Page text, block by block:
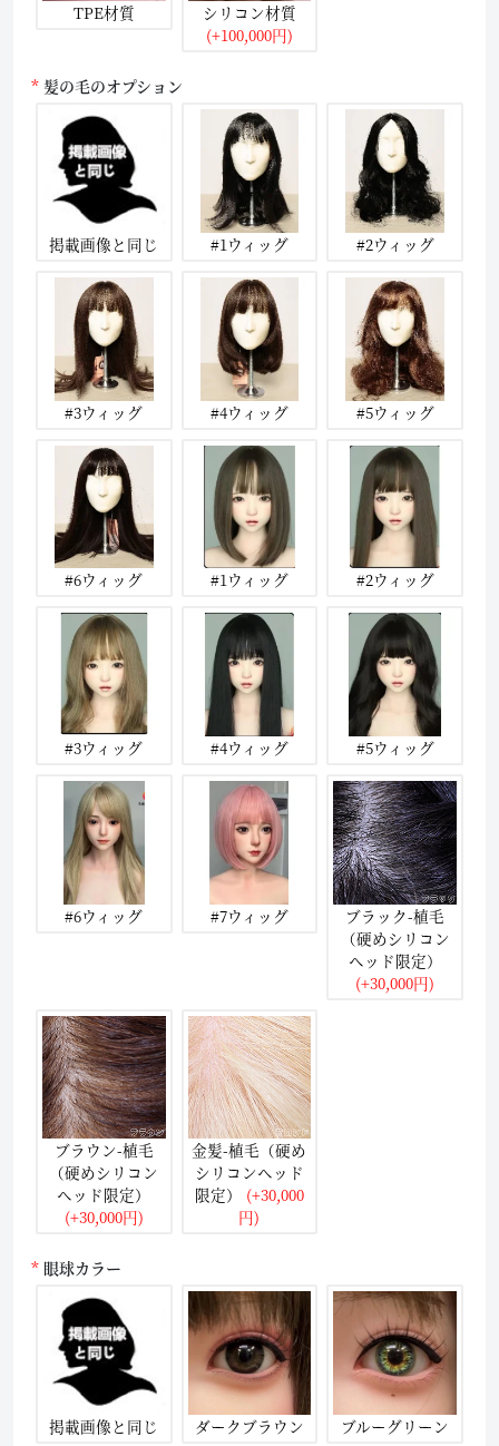
TPE材質
シリコン材質
(+100,000円)
髪の毛のオプション
掲載画像と同じ #1ウィッグ #2ウィッグ
#3ウィッグ #4ウィッグ #5ウィッグ
#6ウィッグ #1ウィッグ #2ウィッグ
#3ウィッグ #4ウィッグ #5ウィッグ
#6ウィッグ #7ウィッグ
ブラック-植毛
（硬めシリコン
ヘッド限定）
(+30,000円)
ブラウン-植毛
（硬めシリコン
ヘッド限定）
(+30,000円)
金髪-植毛（硬め
シリコンヘッド
限定）
(+30,000
円)
眼球カラー
掲載画像と同じ ダークブラウン ブルーグリーン